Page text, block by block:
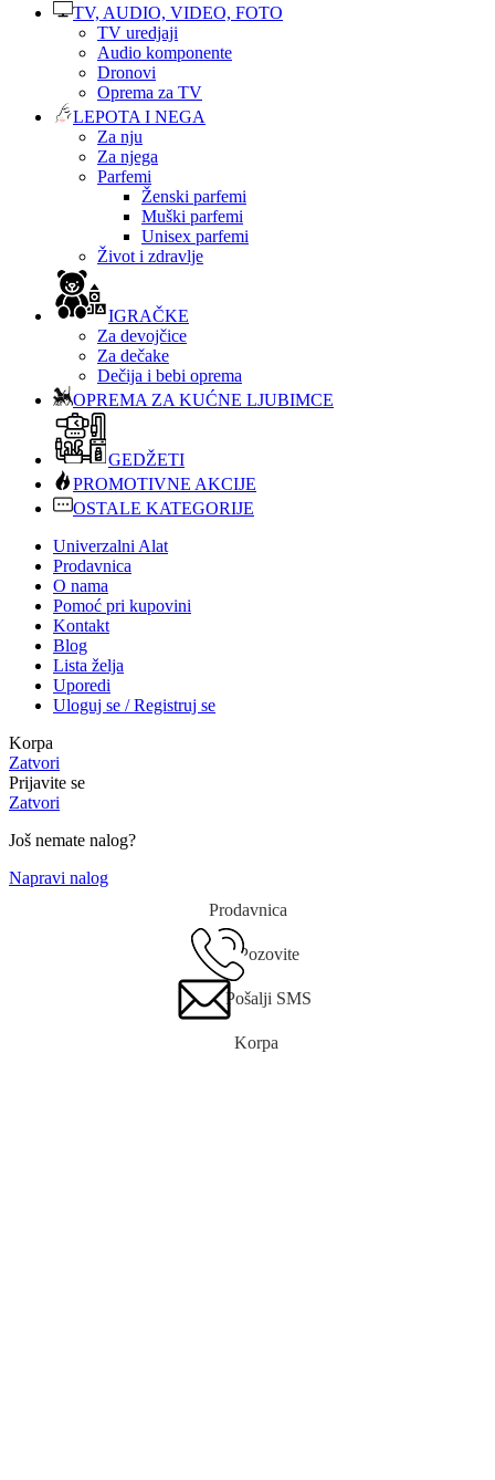
TV, AUDIO, VIDEO, FOTO
TV uredjaji
Audio komponente
Dronovi
Oprema za TV
LEPOTA I NEGA
Za nju
Za njega
Parfemi
Ženski parfemi
Muški parfemi
Unisex parfemi
Život i zdravlje
IGRAČKE
Za devojčice
Za dečake
Dečija i bebi oprema
OPREMA ZA KUĆNE LJUBIMCE
GEDŽETI
PROMOTIVNE AKCIJE
OSTALE KATEGORIJE
Univerzalni Alat
Prodavnica
O nama
Pomoć pri kupovini
Kontakt
Blog
Lista želja
Uporedi
Uloguj se / Registruj se
Korpa
Zatvori
Prijavite se
Zatvori
Još nemate nalog?
Napravi nalog
Prodavnica
Pozovite
Pošalji SMS
Korpa